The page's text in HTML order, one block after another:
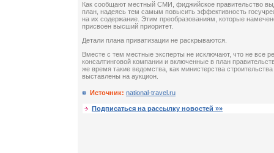
Как сообщают местный СМИ, фиджийское правительство
план, надеясь тем самым повысить эффективность
на их содержание. Этим преобразованиям, которые
присвоен высший приоритет.
Детали плана приватизации не раскрываются.
Вместе с тем местные эксперты не исключают, что не все
консалтинговой компании и включенные в план
же время такие ведомства, как министерства
выставлены на аукцион.
Источник: national-travel.ru
Подписаться на рассылку новостей »»